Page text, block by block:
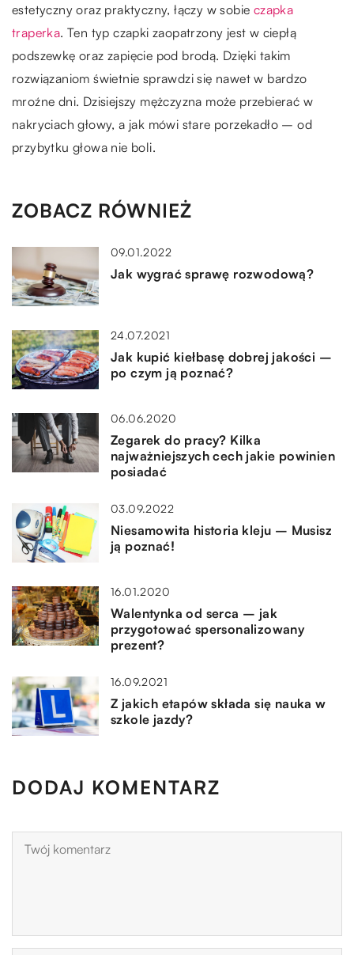
estetyczny oraz praktyczny, łączy w sobie czapka
traperka. Ten typ czapki zaopatrzony jest w ciepłą
podszewkę oraz zapięcie pod brodą. Dzięki takim
rozwiązaniom świetnie sprawdzi się nawet w bardzo
mroźne dni. Dzisiejszy mężczyzna może przebierać w
nakryciach głowy, a jak mówi stare porzekadło – od
przybytku głowa nie boli.
ZOBACZ RÓWNIEŻ
09.01.2022
Jak wygrać sprawę rozwodową?
24.07.2021
Jak kupić kiełbasę dobrej jakości –
po czym ją poznać?
06.06.2020
Zegarek do pracy? Kilka
najważniejszych cech jakie powinien
posiadać
03.09.2022
Niesamowita historia kleju – Musisz
ją poznać!
16.01.2020
Walentynka od serca – jak
przygotować spersonalizowany
prezent?
16.09.2021
Z jakich etapów składa się nauka w
szkole jazdy?
DODAJ KOMENTARZ